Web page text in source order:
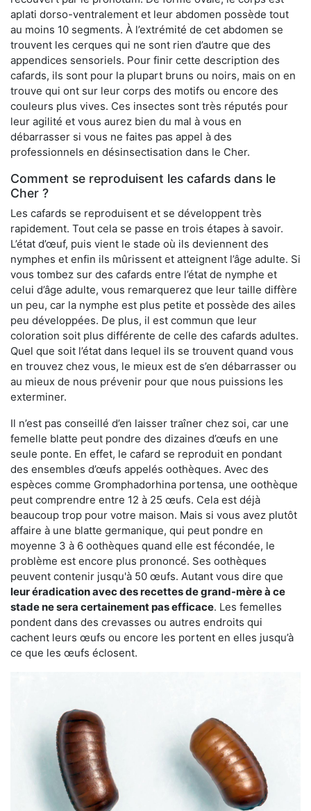
aplati dorso-ventralement et leur abdomen possède tout
au moins 10 segments. À l’extrémité de cet abdomen se
trouvent les cerques qui ne sont rien d’autre que des
appendices sensoriels. Pour finir cette description des
cafards, ils sont pour la plupart bruns ou noirs, mais on en
trouve qui ont sur leur corps des motifs ou encore des
couleurs plus vives. Ces insectes sont très réputés pour
leur agilité et vous aurez bien du mal à vous en
débarrasser si vous ne faites pas appel à des
professionnels en désinsectisation dans le Cher.
Comment se reproduisent les cafards dans le
Cher ?
Les cafards se reproduisent et se développent très
rapidement. Tout cela se passe en trois étapes à savoir.
L’état d’œuf, puis vient le stade où ils deviennent des
nymphes et enfin ils mûrissent et atteignent l’âge adulte. Si
vous tombez sur des cafards entre l’état de nymphe et
celui d’âge adulte, vous remarquerez que leur taille diffère
un peu, car la nymphe est plus petite et possède des ailes
peu développées. De plus, il est commun que leur
coloration soit plus différente de celle des cafards adultes.
Quel que soit l’état dans lequel ils se trouvent quand vous
en trouvez chez vous, le mieux est de s’en débarrasser ou
au mieux de nous prévenir pour que nous puissions les
exterminer.
Il n’est pas conseillé d’en laisser traîner chez soi, car une
femelle blatte peut pondre des dizaines d’œufs en une
seule ponte. En effet, le cafard se reproduit en pondant
des ensembles d’œufs appelés oothèques. Avec des
espèces comme Gromphadorhina portensa, une oothèque
peut comprendre entre 12 à 25 œufs. Cela est déjà
beaucoup trop pour votre maison. Mais si vous avez plutôt
affaire à une blatte germanique, qui peut pondre en
moyenne 3 à 6 oothèques quand elle est fécondée, le
problème est encore plus prononcé. Ses oothèques
peuvent contenir jusqu'à 50 œufs. Autant vous dire que
leur éradication avec des recettes de grand-mère à ce
stade ne sera certainement pas efficace. Les femelles
pondent dans des crevasses ou autres endroits qui
cachent leurs œufs ou encore les portent en elles jusqu’à
ce que les œufs éclosent.